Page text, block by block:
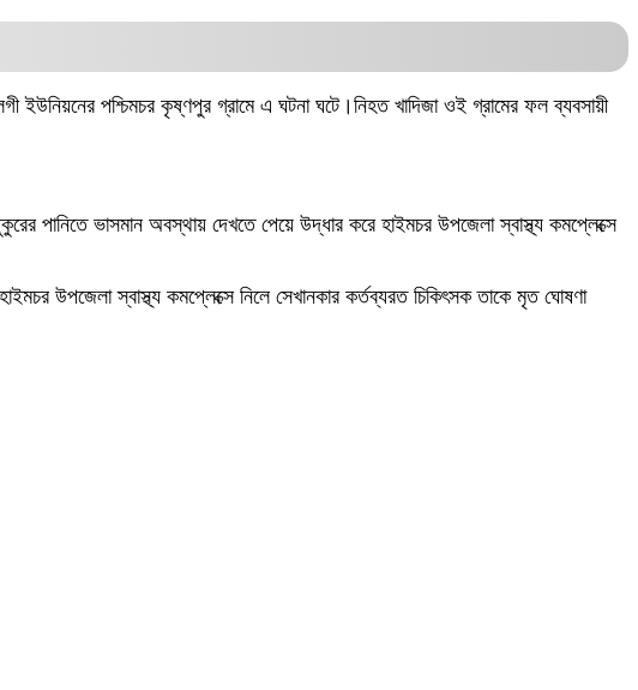
ইউনিয়নের পশ্চিমচর কৃষ্ণপুর গ্রামে এ ঘটনা ঘটে।নিহত খাদিজা ওই গ্রামের ফল ব্যবসায়ী
পানিতে ভাসমান অবস্থায় দেখতে পেয়ে উদ্ধার করে হাইমচর উপজেলা স্বাস্থ্য কমপ্লেক্সে
উপজেলা স্বাস্থ্য কমপ্লেক্সে নিলে সেখানকার কর্তব্যরত চিকিৎসক তাকে মৃত ঘোষণা